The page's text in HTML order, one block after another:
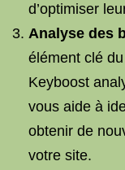
d’optimiser
Analyse des
élément clé
Keyboost
vous aide à
obtenir de
votre site.